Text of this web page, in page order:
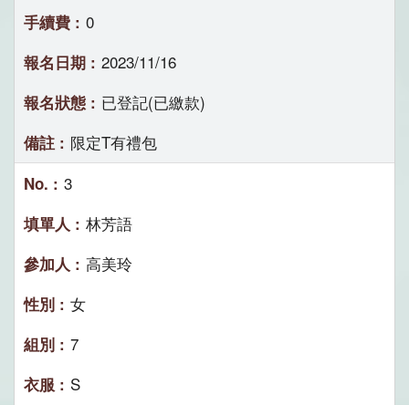
0
2023/11/16
已登記(已繳款)
限定T有禮包
3
林芳語
高美玲
女
7
S